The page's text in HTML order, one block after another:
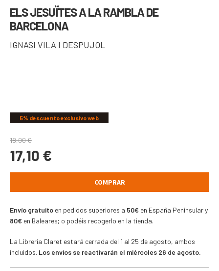
LIBRERÍA CLARET
CONTACTO
ELS JESUÏTES A LA RAMBLA DE
BARCELONA
IGNASI VILA I DESPUJOL
5% descuento exclusivo web
18,00€
17,10 €
COMPRAR
Envío gratuito en pedidos superiores a 50€ en España Peninsular y
80€ en Baleares; o podéis recogerlo en la tienda.
La Librería Claret estará cerrada del 1 al 25 de agosto, ambos
incluidos. Los envíos se reactivarán el miércoles 26 de agosto.